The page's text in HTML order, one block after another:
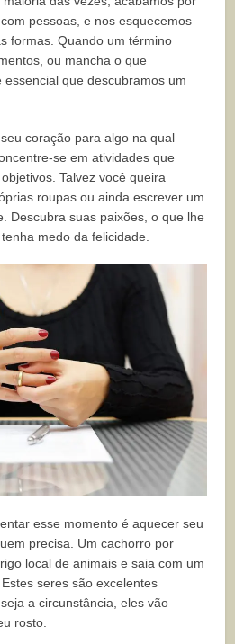
pessoas, e nos esquecemos
formas. Quando um término
ou mancha o que
que descubramos um
coração para algo na qual
se em atividades que
Talvez você queira
roupas ou ainda escrever um
Descubra suas paixões, o que lhe
medo da felicidade.
esse momento é aquecer seu
precisa. Um cachorro por
local de animais e saia com um
seres são excelentes
a circunstância, eles vão
rosto.